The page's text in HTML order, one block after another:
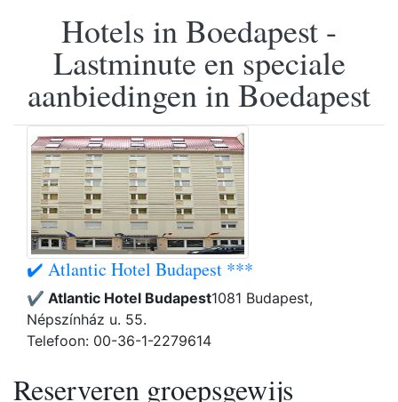
Hotels in Boedapest -
Lastminute en speciale
aanbiedingen in Boedapest
✔️ Atlantic Hotel Budapest ***
✔️ Atlantic Hotel Budapest1081 Budapest,
Népszínház u. 55.
Telefoon: 00-36-1-2279614
Reserveren groepsgewijs